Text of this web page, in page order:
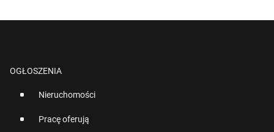
OGŁOSZENIA
Nieruchomości
Pracę oferują